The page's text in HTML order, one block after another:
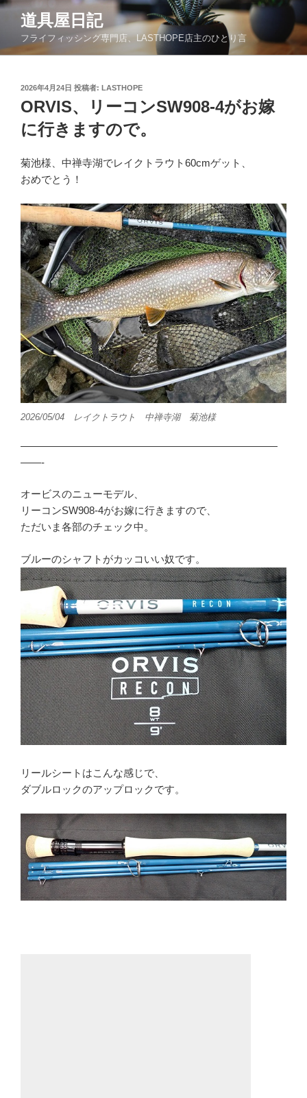
コ
ン
道具屋日記
フライフィッシング専門店、LASTHOPE店主のひとり言
投
稿
日:
2026年4月24日 投稿者: LASTHOPE
ORVIS、リーコンSW908-4がお嫁
に行きますので。
菊池様、中禅寺湖でレイクトラウト60cmゲット、
おめでとう！
2026/05/04 レイクトラウト 中禅寺湖 菊池様
—————————————————————————
——-
オービスのニューモデル、
リーコンSW908-4がお嫁に行きますので、
ただいま各部のチェック中。
ブルーのシャフトがカッコいい奴です。
リールシートはこんな感じで、
ダブルロックのアップロックです。